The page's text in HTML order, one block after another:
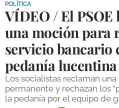
DEPORTES
COMPETICIONES
DEPORTE BASE
OPINIÓN
VENTANA CIUDADANA
POLÍTICA
VÍDEO / El
una moción para
servicio bancario
pedanía lucentina
Los socialistas reclaman
permanente y rechazan los
la pedanía por el equipo de